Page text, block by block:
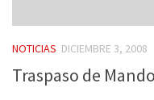
NOTICIAS DICIEMBRE 3, 2008
Traspaso de Mando